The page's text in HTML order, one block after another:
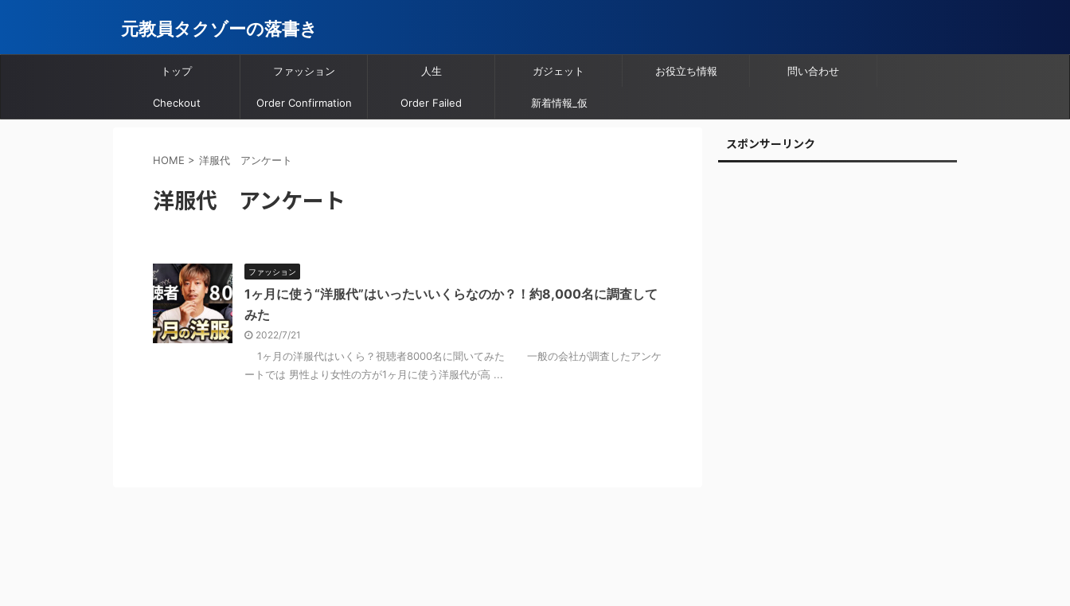
元教員タクゾーの落書き
トップ ファッション 人生 ガジェット お役立ち情報 問い合わせ
Checkout Order Confirmation Order Failed 新着情報_仮
HOME > 洋服代 アンケート
洋服代 アンケート
ファッション
1ヶ月に使う“洋服代”はいったいいくらなのか？！約8,000名に調査して
みた
2022/7/21
1ヶ月の洋服代はいくら？視聴者8000名に聞いてみた 一般の会社が調査したアンケ
ートでは 男性より女性の方が1ヶ月に使う洋服代が高 ...
スポンサーリンク